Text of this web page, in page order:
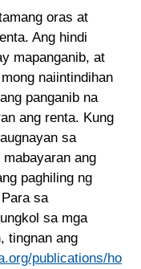
oras at
Ang hindi
mapanganib, at
naiintindihan
panganib na
ang renta. Kung
sa
ang
paghiling ng
sa
sa mga
tingnan ang
publications/ho